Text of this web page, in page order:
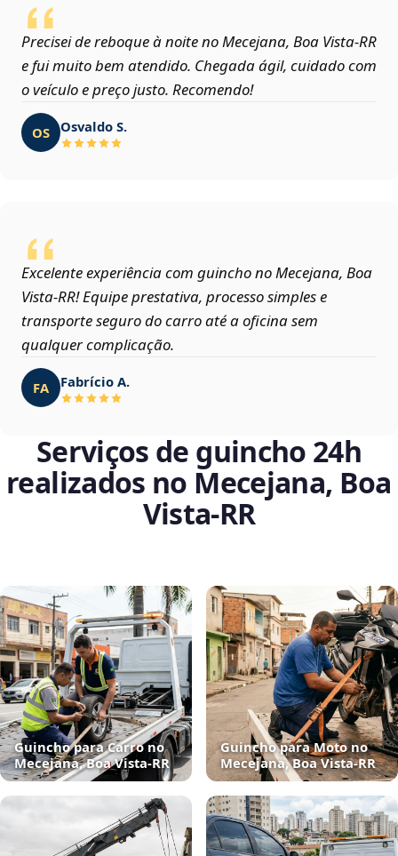
Precisei de reboque à noite no Mecejana, Boa Vista‑RR
e fui muito bem atendido. Chegada ágil, cuidado com
o veículo e preço justo. Recomendo!
OS Osvaldo S.
Excelente experiência com guincho no Mecejana, Boa
Vista‑RR! Equipe prestativa, processo simples e
transporte seguro do carro até a oficina sem
qualquer complicação.
FA Fabrício A.
Serviços de guincho 24h
realizados no Mecejana, Boa
Vista‑RR
Guincho para Carro no
Mecejana, Boa Vista‑RR
Guincho para Moto no
Mecejana, Boa Vista‑RR